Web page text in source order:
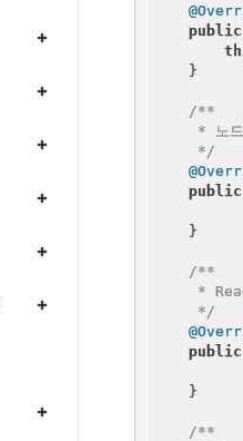
public
    }
/**
* 노드
     */
public
    }
/**
*
     */
public
    }
/**